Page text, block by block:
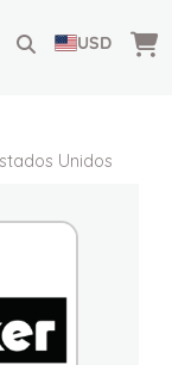
USD
Unidos